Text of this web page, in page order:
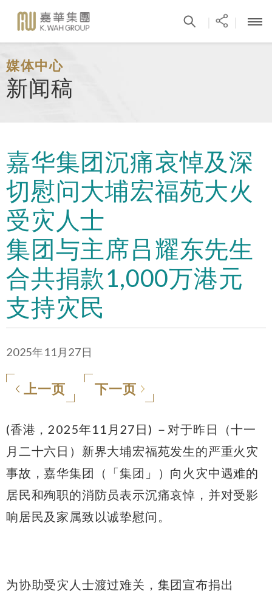
媒体中心
新闻稿
嘉华集团沉痛哀悼及深
切慰问大埔宏福苑大火
受灾人士
集团与主席吕耀东先生
合共捐款1,000万港元
支持灾民
2025年11月27日
上一页 下一页
(香港，2025年11月27日) －对于昨日（十一
月二十六日）新界大埔宏福苑发生的严重火灾
事故，嘉华集团（「集团」）向火灾中遇难的
居民和殉职的消防员表示沉痛哀悼，并对受影
响居民及家属致以诚挚慰问。
为协助受灾人士渡过难关，集团宣布捐出